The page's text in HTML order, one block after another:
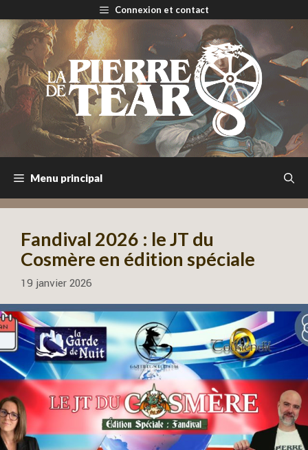
au
contenu
Connexion et contact
Menu principal
Fandival 2026 : le JT du
Cosmère en édition spéciale
19 janvier 2026